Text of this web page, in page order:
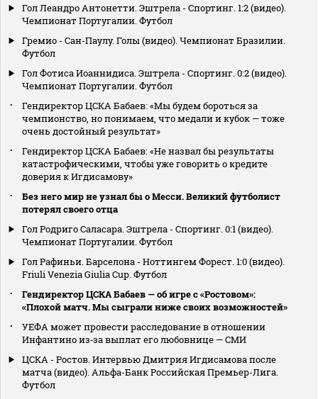
Гол Леандро Антонетти. Эштрела - Спортинг. 1:2 (видео).
Чемпионат Португалии. Футбол
Гремио - Сан-Паулу. Голы (видео). Чемпионат Бразилии.
Футбол
Гол Фотиса Иоаннидиса. Эштрела - Спортинг. 0:2 (видео).
Чемпионат Португалии. Футбол
Гендиректор ЦСКА Бабаев: «Мы будем бороться за
чемпионство, но понимаем, что медали и кубок — тоже
очень достойный результат»
Гендиректор ЦСКА Бабаев: «Не назвал бы результаты
катастрофическими, чтобы уже говорить о кредите
доверия к Игдисамову»
Без него мир не узнал бы о Месси. Великий футболист
потерял своего отца
Гол Родриго Саласара. Эштрела - Спортинг. 0:1 (видео).
Чемпионат Португалии. Футбол
Гол Рафиньи. Барселона - Ноттингем Форест. 1:0 (видео).
Friuli Venezia Giulia Cup. Футбол
Гендиректор ЦСКА Бабаев — об игре с «Ростовом»:
«Плохой матч. Мы сыграли ниже своих возможностей»
УЕФА может провести расследование в отношении
Инфантино из‑за выплат его любовнице — СМИ
ЦСКА - Ростов. Интервью Дмитрия Игдисамова после
матча (видео). Альфа-Банк Российская Премьер-Лига.
Футбол